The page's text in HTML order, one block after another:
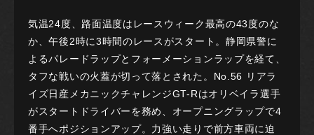
気温24度、路面温度はレースウィーク最高の43度のな
か、午後2時に3時間のレースがスタート。静岡県警に
よるパレードラップとフォーメーションラップを経て、
タフな戦いの火蓋が切って落とされた。No.56 リアラ
イズ日産メカニックチャレンジGT-Rはオリベイラ選手
がスタートドライバーを務め、オープニングラップで4
番手へポジションアップ。力強い走りで前方車両に迫